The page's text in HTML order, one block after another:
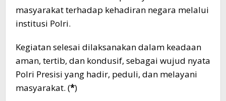
masyarakat terhadap kehadiran negara melalui
institusi Polri.
Kegiatan selesai dilaksanakan dalam keadaan
aman, tertib, dan kondusif, sebagai wujud nyata
Polri Presisi yang hadir, peduli, dan melayani
masyarakat. (*)